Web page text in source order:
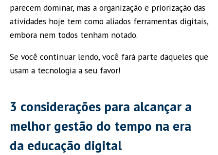
parecem dominar, mas a organização e priorização das
atividades hoje tem como aliados ferramentas digitais,
embora nem todos tenham notado.
Se você continuar lendo, você fará parte daqueles que
usam a tecnologia a seu favor!
3 considerações para alcançar a
melhor gestão do tempo na era
da educação digital